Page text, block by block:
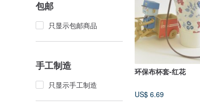
包邮
只显示包邮商品
手工制造
只显示手工制造
环保布杯套-红花
US$ 6.69